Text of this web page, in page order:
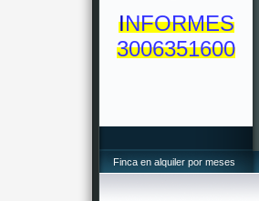
INFORMES
3006351600
Finca en alquiler por meses